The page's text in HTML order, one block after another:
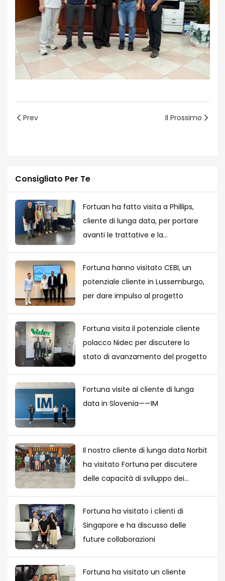
Prev Il Prossimo
Consigliato Per Te
Fortuan ha fatto visita a Phillips,
cliente di lunga data, per portare
avanti le trattative e la
Fortuna hanno visitato CEBI, un
potenziale cliente in Lussemburgo,
per dare impulso al progetto
Fortuna visita il potenziale cliente
polacco Nidec per discutere lo
stato di avanzamento del progetto
Fortuna visite al cliente di lunga
data in Slovenia——IM
Il nostro cliente di lunga data Norbit
ha visitato Fortuna per discutere
delle capacità di sviluppo dei
Fortuna ha visitato i clienti di
Singapore e ha discusso delle
future collaborazioni
Fortuna ha visitato un cliente